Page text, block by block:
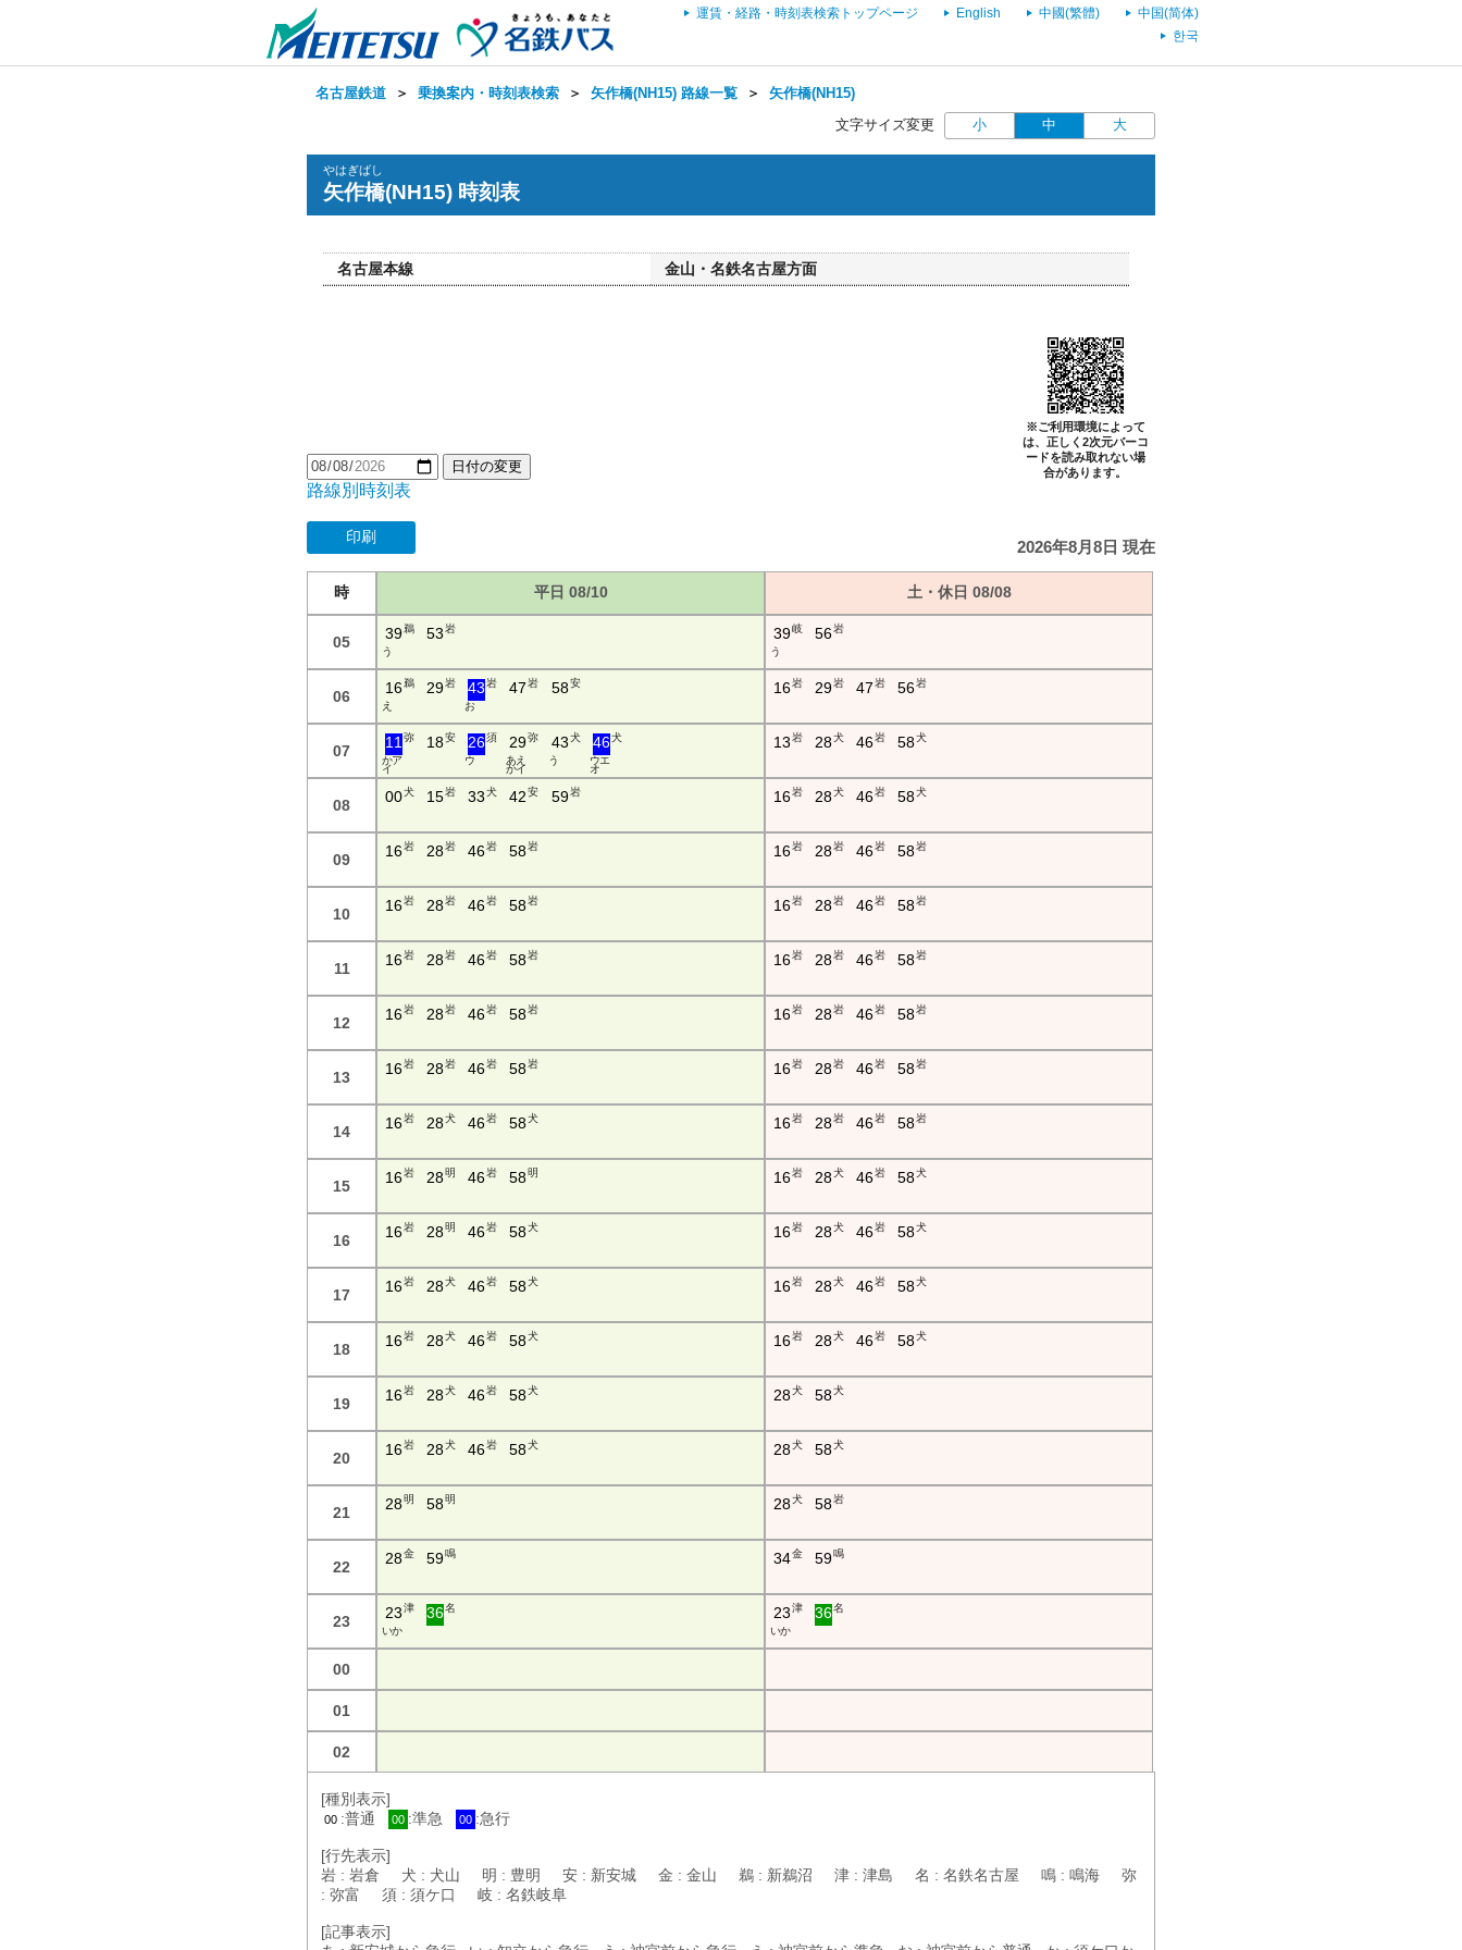
運賃・経路・時刻表検索トップページ English 中國(繁體)
中国(简体)
한국
名古屋鉄道 ＞ 乗換案内・時刻表検索 ＞ 矢作橋(NH15) 路線一覧 ＞ 矢作橋(NH15)
文字サイズ変更 小 中 大
やはぎばし
矢作橋(NH15) 時刻表
名古屋本線 金山・名鉄名古屋方面
※ご利用環境によって
は、正しく2次元バーコ
ードを読み取れない場
合があります。
日付の変更
路線別時刻表
印刷
2026年8月8日 現在
時 平日 08/10 土・休日 08/08
05 39鵜
う
53岩 39岐
う
56岩
06 16鵜
え
29岩 43 岩
お
47 岩 58安 16岩 29岩 47 岩 56岩
07 11弥
か ア
イ
18安 26須
ウ
29弥
あ え
か イ
43犬
う
46犬
ウ エ
オ
13岩 28犬 46岩 58犬
08 00犬 15岩 33 犬 42 安 59岩 16岩 28犬 46岩 58犬
09 16岩 28岩 46岩 58岩 16岩 28岩 46岩 58岩
10 16岩 28岩 46岩 58岩 16岩 28岩 46岩 58岩
11 16岩 28岩 46岩 58岩 16岩 28岩 46岩 58岩
12 16岩 28岩 46岩 58岩 16岩 28岩 46岩 58岩
13 16岩 28岩 46岩 58岩 16岩 28岩 46岩 58岩
14 16岩 28犬 46岩 58犬 16岩 28岩 46岩 58岩
15 16岩 28明 46岩 58明 16岩 28犬 46岩 58犬
16 16岩 28明 46岩 58犬 16岩 28犬 46岩 58犬
17 16岩 28犬 46岩 58犬 16岩 28犬 46岩 58犬
18 16岩 28犬 46岩 58犬 16岩 28犬 46岩 58犬
19 16岩 28犬 46岩 58犬 28犬 58犬
20 16岩 28犬 46岩 58犬 28犬 58犬
21 28明 58明 28犬 58岩
22 28金 59鳴 34金 59鳴
23 23津
い か
36名 23津
い か
36名
00
01
02
[種別表示]
00 :普通 00 :準急 00 :急行
[行先表示]
岩 : 岩倉 犬 : 犬山 明 : 豊明 安 : 新安城 金 : 金山 鵜 : 新鵜沼 津 : 津島 名 : 名鉄名古屋 鳴 : 鳴海 弥
: 弥富 須 : 須ケ口 岐 : 名鉄岐阜
[記事表示]